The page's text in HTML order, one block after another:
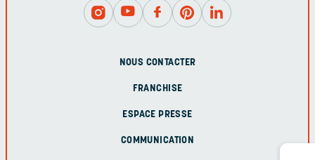
NOUS CONTACTER
FRANCHISE
ESPACE PRESSE
COMMUNICATION